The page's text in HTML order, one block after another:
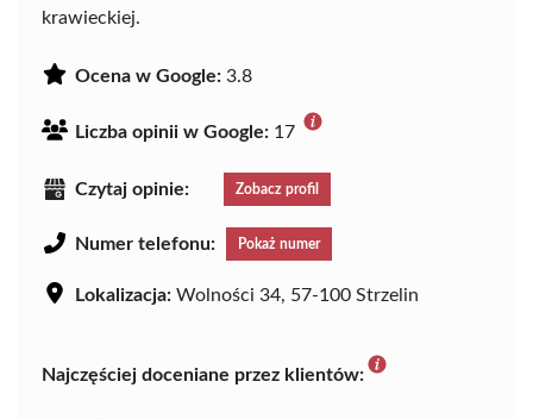
krawieckiej.
Ocena w Google: 3.8
Liczba opinii w Google: 17
Czytaj opinie: Zobacz profil
Numer telefonu: Pokaż numer
Lokalizacja: Wolności 34, 57-100 Strzelin
Najczęściej doceniane przez klientów: